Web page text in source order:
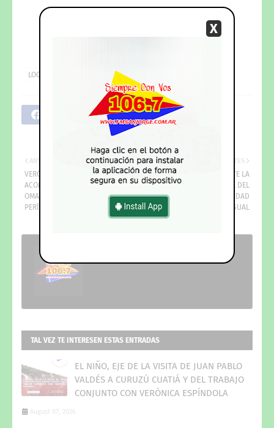
LOCALES
MÁS RECIENTES
PRESENTARON OFICIALMENTE LA
5.ª FIESTA PROVINCIAL DEL
LOCRO Y SU NUEVA IDENTIDAD
VISUAL
ANTIGUOS
VERÓNICA ESPÍNDOLA
ACOMPAÑÓ LA ASUNCIÓN DE
OMAR LARROZA PARA UN NUEVO
PERÍODO AL FRENTE DE LA UNNE
TAL VEZ TE INTERESEN ESTAS ENTRADAS
EL NIÑO, EJE DE LA VISITA DE JUAN PABLO
VALDÉS A CURUZÚ CUATIÁ Y DEL TRABAJO
CONJUNTO CON VERÓNICA ESPÍNDOLA
August 07, 2026
X